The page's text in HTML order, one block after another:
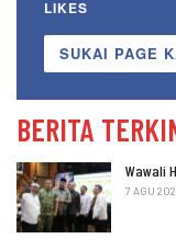
LIKES
SUKAI PAGE
BERITA
Wawali
7 AGU